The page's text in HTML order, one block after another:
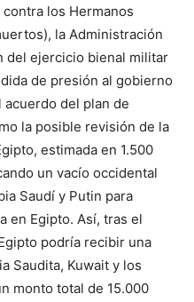
los Hermanos
la Administración
del ejercicio bienal militar
de presión al gobierno
del plan de
la posible revisión de la
estimada en 1.500
un vacío occidental
Saudí y Putin para
en Egipto. Así, tras el
podría recibir una
Saudita, Kuwait y los
monto total de 15.000